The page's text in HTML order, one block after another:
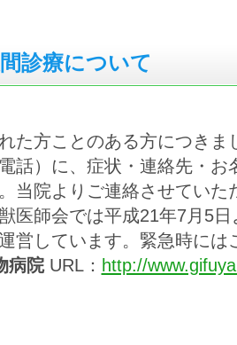
診療について
た方ことのある方につきま
話）に、症状・連絡先・お
当院よりご連絡させていた
医師会では平成21年7月5
営しています。緊急時には
病院URL： http://